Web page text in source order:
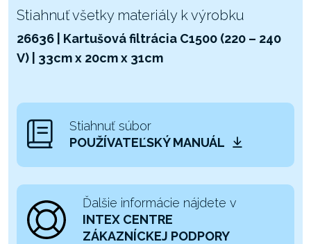
Stiahnuť všetky materiály k výrobku
26636 | Kartušová filtrácia C1500 (220 – 240
V) | 33cm x 20cm x 31cm
Stiahnuť súbor
POUŽÍVATEĽSKÝ MANUÁL
Ďalšie informácie nájdete v
INTEX CENTRE
ZÁKAZNÍCKEJ PODPORY